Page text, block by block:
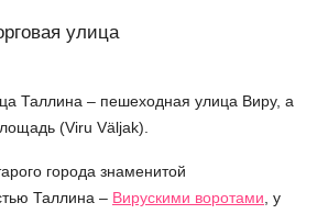
улица
Таллина – пешеходная улица Виру, а
(Viru Väljak).
города знаменитой
Таллина – Вирускими воротами, у